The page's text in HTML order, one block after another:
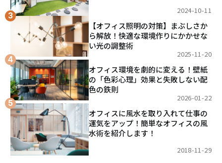
2024-10-11
【オフィス照明の対策】まぶしさか
ら解放！快適な環境作りにかかせな
い光の調整術
2025-11-20
オフィス環境を劇的に変える！壁紙
の「色彩心理」効果と失敗しない配
色の鉄則
2026-01-22
オフィスに風水を取り入れて仕事の
運気をアップ！簡単なオフィスの風
水術を紹介します！
2018-11-29